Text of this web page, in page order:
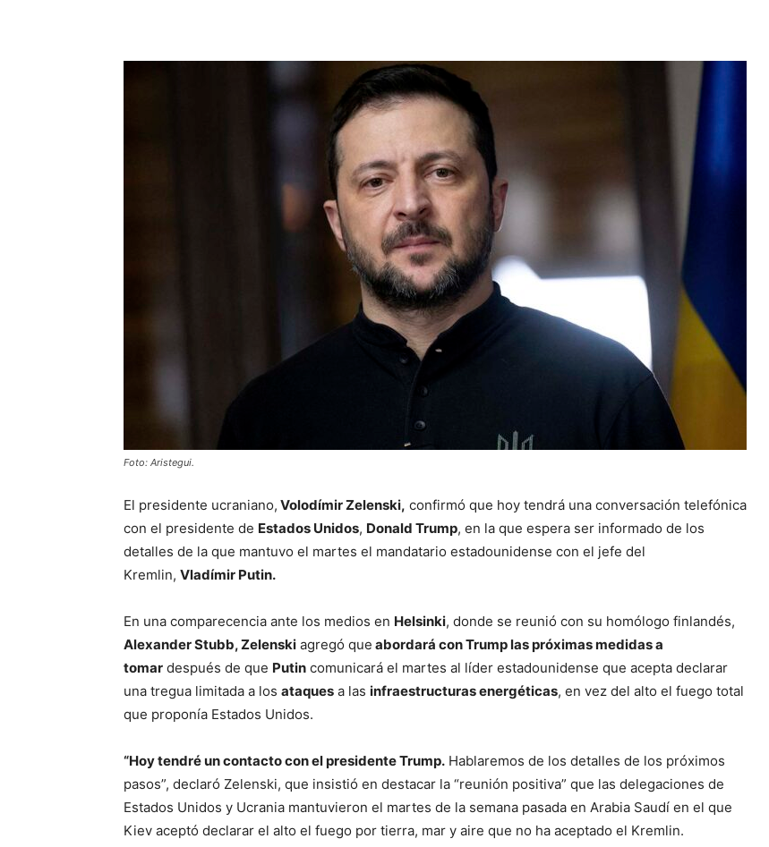
Foto: Aristegui.
El presidente ucraniano, Volodímir Zelenski, confirmó que hoy tendrá una conversación telefónica
con el presidente de Estados Unidos, Donald Trump, en la que espera ser informado de los
detalles de la que mantuvo el martes el mandatario estadounidense con el jefe del
Kremlin, Vladímir Putin.
En una comparecencia ante los medios en Helsinki, donde se reunió con su homólogo finlandés,
Alexander Stubb, Zelenski agregó que abordará con Trump las próximas medidas a
tomar después de que Putin comunicará el martes al líder estadounidense que acepta declarar
una tregua limitada a los ataques a las infraestructuras energéticas, en vez del alto el fuego total
que proponía Estados Unidos.
“Hoy tendré un contacto con el presidente Trump. Hablaremos de los detalles de los próximos
pasos”, declaró Zelenski, que insistió en destacar la “reunión positiva” que las delegaciones de
Estados Unidos y Ucrania mantuvieron el martes de la semana pasada en Arabia Saudí en el que
Kiev aceptó declarar el alto el fuego por tierra, mar y aire que no ha aceptado el Kremlin.